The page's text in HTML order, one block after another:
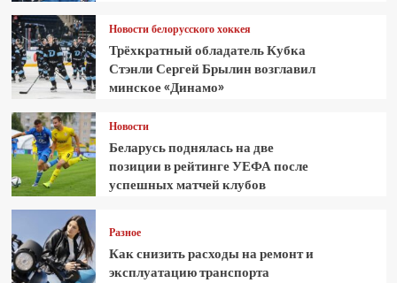
Новости белорусского хоккея
Трёхкратный обладатель Кубка
Стэнли Сергей Брылин возглавил
минское «Динамо»
Новости
Беларусь поднялась на две
позиции в рейтинге УЕФА после
успешных матчей клубов
Разное
Как снизить расходы на ремонт и
эксплуатацию транспорта